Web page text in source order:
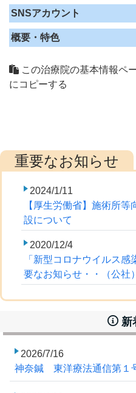
SNSアカウント
概要・特色
この治療院の基本情報ペ
にコピーする
2024/1/11
【厚生労働省】施術所
設について
2020/12/4
「新型コロナウイルス
要なお知らせ・・（公社
新
2026/7/16
神奈鍼 東洋療法通信第１